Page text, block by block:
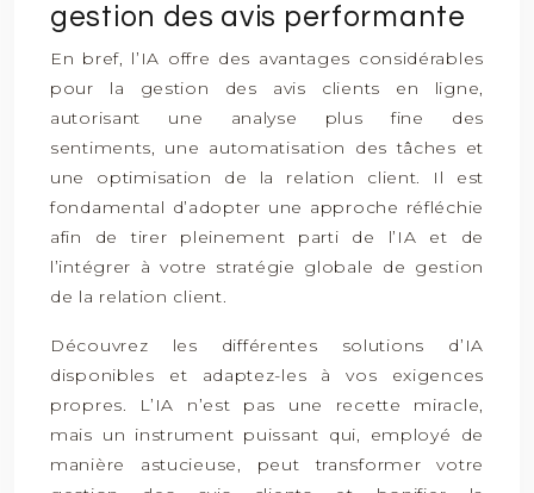
gestion des avis performante
En bref, l’IA offre des avantages considérables
pour la gestion des avis clients en ligne,
autorisant une analyse plus fine des
sentiments, une automatisation des tâches et
une optimisation de la relation client. Il est
fondamental d’adopter une approche réfléchie
afin de tirer pleinement parti de l’IA et de
l’intégrer à votre stratégie globale de gestion
de la relation client.
Découvrez les différentes solutions d’IA
disponibles et adaptez-les à vos exigences
propres. L’IA n’est pas une recette miracle,
mais un instrument puissant qui, employé de
manière astucieuse, peut transformer votre